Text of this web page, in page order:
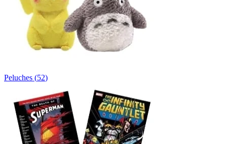
Peluches (52)